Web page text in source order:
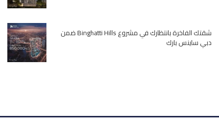
شقتك الفاخرة بانتظارك في مشروع Binghatti Hills ضمن
دبي ساينس بارك